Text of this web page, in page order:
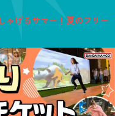
ゃげるサマー！夏のフリー